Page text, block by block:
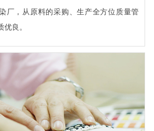
厂，从原料的采购、生产全方位质量管
优良。